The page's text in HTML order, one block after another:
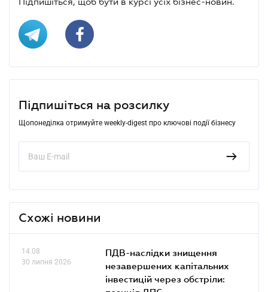
Підпишіться на розсилку
Щопонеділка отримуйте weekly-digest про ключові події бізнесу
Схожі новини
14.08
30 липня 2026
ПДВ-наслідки знищення
незавершених капітальних
інвестицій через обстріли: